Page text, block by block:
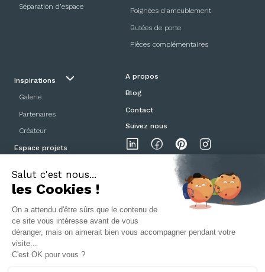
Séparation d’espace Poignées d'ameublement
Butées de porte
Pièces complémentaires
Inspirations
Galerie
Partenaires
Créateur
Espace projets
A propos
Blog
Contact
Suivez nous
Mentions légalesPolitique de confidentialitéCGV